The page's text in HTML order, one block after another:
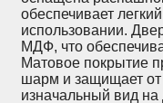
обеспечивает
использовании.
МДФ, что
Матовое покрытие
шарм и защищает
изначальный вид